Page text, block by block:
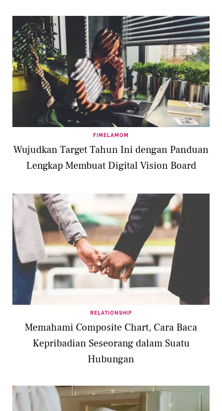
FIMELAMOM
Wujudkan Target Tahun Ini dengan Panduan
Lengkap Membuat Digital Vision Board
RELATIONSHIP
Memahami Composite Chart, Cara Baca
Kepribadian Seseorang dalam Suatu
Hubungan